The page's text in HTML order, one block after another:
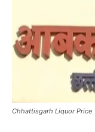
Chhattisgarh Liquor Price